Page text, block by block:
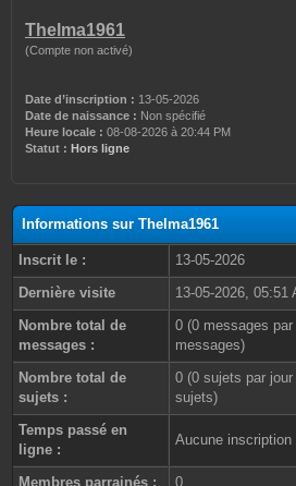
Thelma1961
(Compte non activé)
Date d’inscription : 13-05-2026
Date de naissance : Non spécifié
Heure locale : 08-08-2026 à 20:44 PM
Statut : Hors ligne
Informations sur Thelma1961
Inscrit le :
13-05-2026
Dernière visite
13-05-2026, 05:51
Nombre total de
messages :
0 (0 messages
messages)
Nombre total de
sujets :
0 (0 sujets par
sujets)
Temps passé en
ligne :
Aucune inscription
Membres parrainés : 0